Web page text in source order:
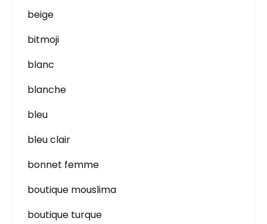
beige
bitmoji
blanc
blanche
bleu
bleu clair
bonnet femme
boutique mouslima
boutique turque